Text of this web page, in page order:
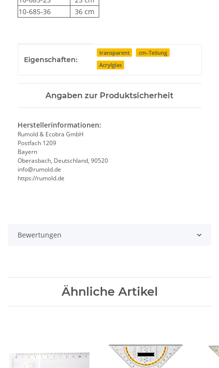
10-685-36
36 cm
Eigenschaften:
transparent
cm-Teilung
Acrylglas
Angaben zur Produktsicherheit
Herstellerinformationen:
Rumold & Ecobra GmbH
Postfach 1209
Bayern
Oberasbach, Deutschland, 90520
info@rumold.de
https://rumold.de
Bewertungen
Ähnliche Artikel